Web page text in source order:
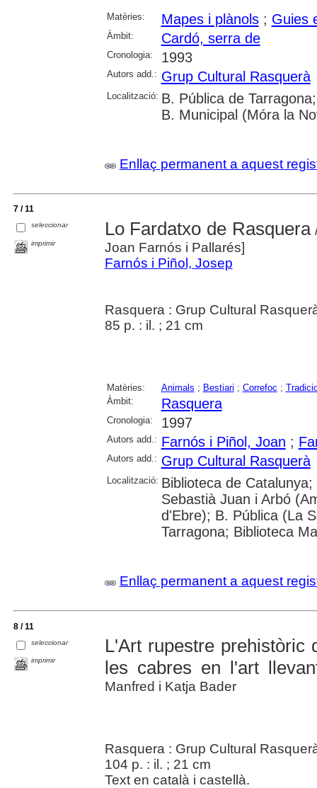
Matèries: Mapes i plànols; Guies
Àmbit: Cardó, serra de
Cronologia: 1993
Autors add.: Grup Cultural Rasquerà
Localització: B. Pública de
B. Municipal (Móra la
Enllaç permanent a aquest
7 / 11
seleccionar
imprimir
Lo Fardatxo de Rasquera/
Joan Farnós i Pallarés]
Farnós i Piñol, Josep
Rasquera : Grup Cultural
85 p. : il. ; 21 cm
Matèries: Animals ; Bestiari ; Correfoc ;
Àmbit:
Rasquera
Cronologia: 1997
Autors add.: Farnós i Piñol, Joan ;
Autors add.: Grup Cultural Rasquerà
Localització: Biblioteca de
Sebastià Juan i Arbó
d'Ebre); B. Pública (La
Tarragona; Biblioteca
Enllaç permanent a aquest
8 / 11
seleccionar
imprimir
L'Art rupestre prehistòric
les cabres en l'art
Manfred i Katja Bader
Rasquera : Grup Cultural
104 p. : il. ; 21 cm
Text en català i castellà.